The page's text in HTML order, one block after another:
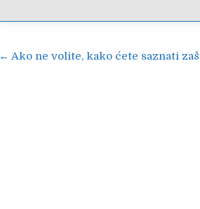
Navigacija
← Ako ne volite, kako ćete saznati